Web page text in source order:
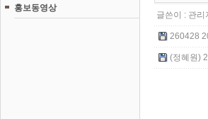
홍보동영상
글쓴이 : 관리
260428
(정혜원)